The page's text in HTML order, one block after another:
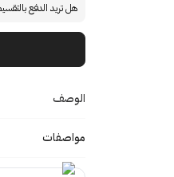
هل تريد الدفع
الوصف
مواصفات